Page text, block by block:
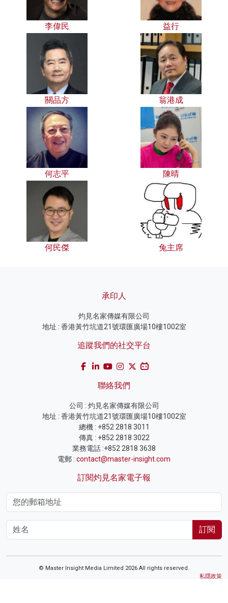
李偉民 益行
關品方 翁港成
何志平 陳晴
何民傑 兔主席
承印人
灼見名家傳媒有限公司
地址 : 香港黃竹坑道21號環匯廣場10樓1002室
追蹤我們的社交平台
聯絡我們
公司 : 灼見名家傳媒有限公司
地址 : 香港黃竹坑道21號環匯廣場10樓1002室
總機 : +852 2818 3011
傳真 : +852 2818 3022
業務電話 :+852 2818 3638
電郵 : contact@master-insight.com
訂閱灼見名家電子報
訂閱
© Master Insight Media Limited 2026 All rights reserved.
私隱政策